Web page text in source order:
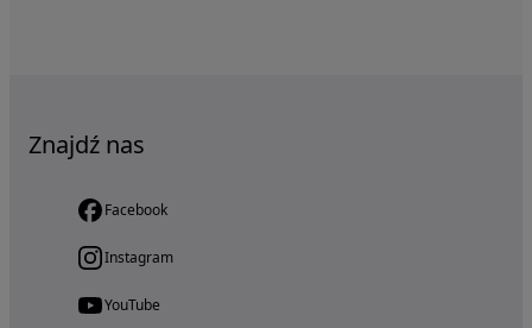
Znajdź nas
Facebook
Instagram
YouTube